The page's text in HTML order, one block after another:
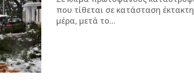
που τίθεται σε κατάσταση έκτακτης
μέρα, μετά το...